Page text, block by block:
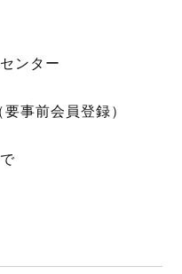
ンター
事前会員登録）